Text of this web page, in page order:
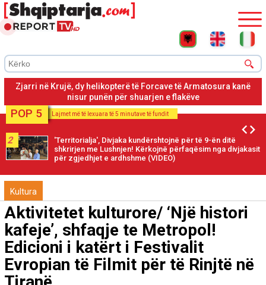
Zjarri në Krujë, mbrëmë u evakuua spitali dhe banorët në lagjet,
Abazaj, Barabit e Lluban
POP 5 Lajmet më të lexuara të 5 minutave të fundit
2
'Territorialja', Divjaka kundërshtojnë për të 9-ën ditë
shkrirjen me Lushnjen! Kërkojnë përfaqësim nga divjakasit
për zgjedhjet e ardhshme (VIDEO)
Kultura
Aktivitetet kulturore/ ‘Një histori
kafeje’, shfaqje te Metropol!
Edicioni i katërt i Festivalit
Evropian të Filmit për të Rinjtë në